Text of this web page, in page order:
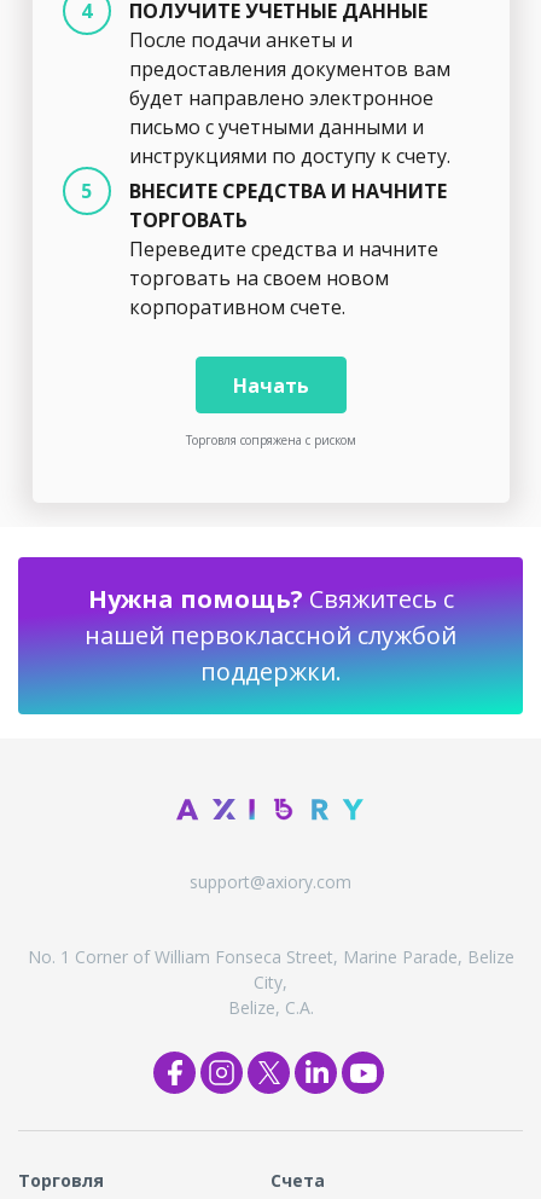
ПОЛУЧИТЕ УЧЕТНЫЕ ДАННЫЕ
После подачи анкеты и
предоставления документов вам
будет направлено электронное
письмо с учетными данными и
инструкциями по доступу к счету.
ВНЕСИТЕ СРЕДСТВА И НАЧНИТЕ
ТОРГОВАТЬ
Переведите средства и начните
торговать на своем новом
корпоративном счете.
Начать
Торговля сопряжена с риском
Нужна помощь? Свяжитесь с
нашей первоклассной службой
поддержки.
support@axiory.com
No. 1 Corner of William Fonseca Street, Marine Parade, Belize
City,
Belize, C.A.
Торговля
Cчета